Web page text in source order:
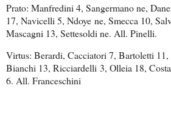
Prato: Manfredini 4, Sangermano ne,
17, Navicelli 5, Ndoye ne, Smecca 10,
Mascagni 13, Settesoldi ne. All. Pinelli.
Virtus: Berardi, Cacciatori 7, Bartoletti
Bianchi 13, Ricciardelli 3, Olleia 18,
6. All. Franceschini